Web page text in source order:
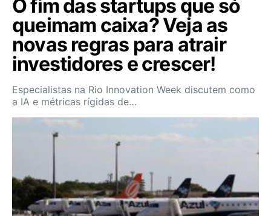
O fim das startups que só
queimam caixa? Veja as
novas regras para atrair
investidores e crescer!
Especialistas na Rio Innovation Week discutem como
a IA e métricas rígidas de…